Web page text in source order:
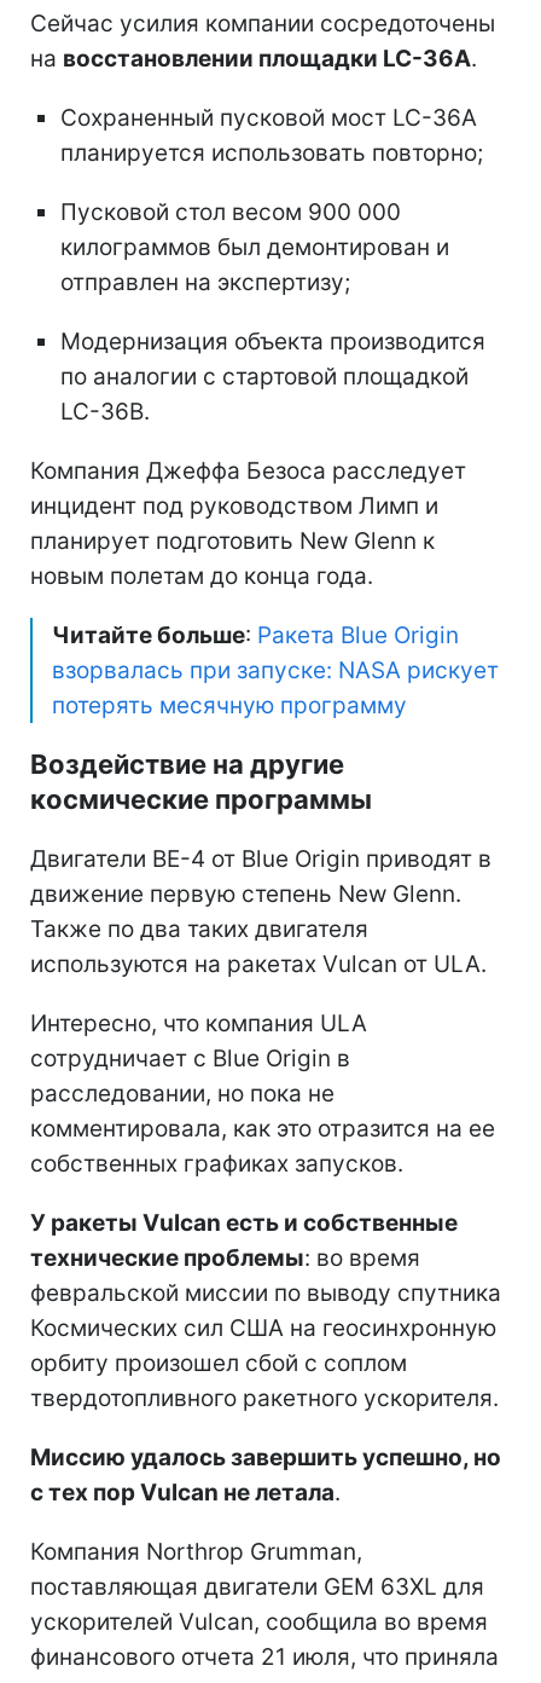
Сейчас усилия компании сосредоточены
на восстановлении площадки LC-36A.
Сохраненный пусковой мост LC-36A
планируется использовать повторно;
Пусковой стол весом 900 000
килограммов был демонтирован и
отправлен на экспертизу;
Модернизация объекта производится
по аналогии с стартовой площадкой
LC-36B.
Компания Джеффа Безоса расследует
инцидент под руководством Лимп и
планирует подготовить New Glenn к
новым полетам до конца года.
Читайте больше: Ракета Blue Origin
взорвалась при запуске: NASA рискует
потерять месячную программу
Воздействие на другие
космические программы
Двигатели BE-4 от Blue Origin приводят в
движение первую степень New Glenn.
Также по два таких двигателя
используются на ракетах Vulcan от ULA.
Интересно, что компания ULA
сотрудничает с Blue Origin в
расследовании, но пока не
комментировала, как это отразится на ее
собственных графиках запусков.
У ракеты Vulcan есть и собственные
технические проблемы: во время
февральской миссии по выводу спутника
Космических сил США на геосинхронную
орбиту произошел сбой с соплом
твердотопливного ракетного ускорителя.
Миссию удалось завершить успешно, но
с тех пор Vulcan не летала.
Компания Northrop Grumman,
поставляющая двигатели GEM 63XL для
ускорителей Vulcan, сообщила во время
финансового отчета 21 июля, что приняла